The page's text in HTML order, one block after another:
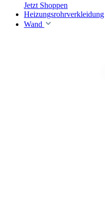
Jetzt Shoppen
Heizungsrohrverkleidung
Wand